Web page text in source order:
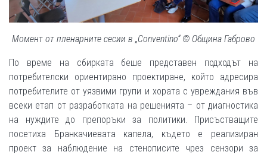
Момент от пленарните сесии в „Conventino“ © Община Габрово
По време на сбирката беше представен подходът на
потребителски ориентирано проектиране, който адресира
потребителите от уязвими групи и хората с увреждания във
всеки етап от разработката на решенията – от диагностика
на нуждите до препоръки за политики. Присъстващите
посетиха Бранкачиевата капела, където е реализиран
проект за наблюдение на стенописите чрез сензори за